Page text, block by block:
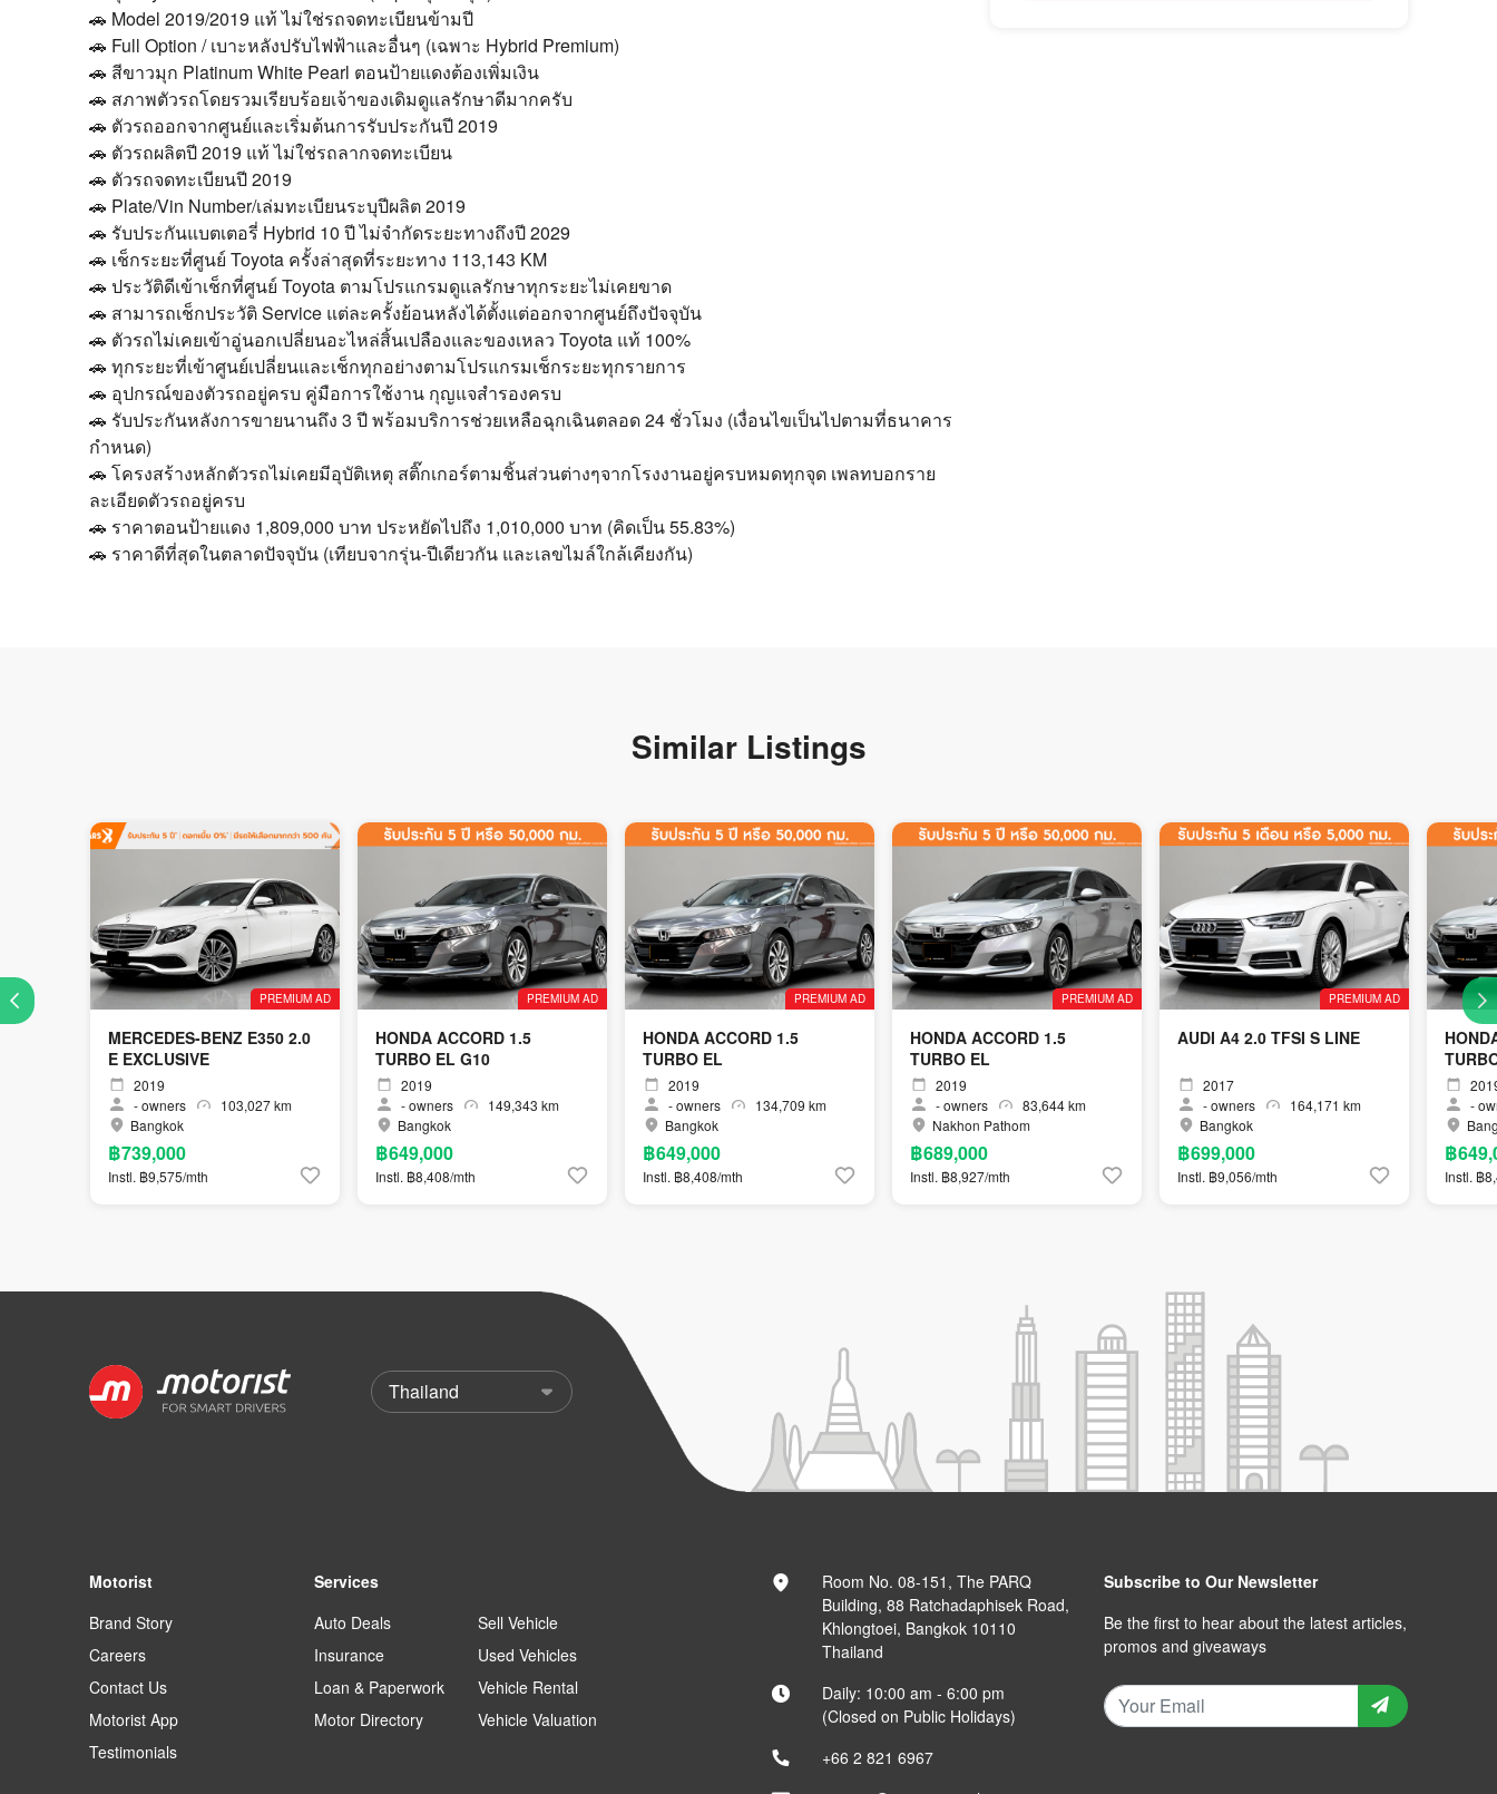
🚗 Model 2019/2019 แท้ ไม่ใช่รถจดทะเบียนข้ามปี
🚗 Full Option / เบาะหลังปรับไฟฟ้าและอื่นๆ (เฉพาะ Hybrid Premium)
🚗 สีขาวมุก Platinum White Pearl ตอนป้ายแดงต้องเพิ่มเงิน
🚗 สภาพตัวรถโดยรวมเรียบร้อยเจ้าของเดิมดูแลรักษาดีมากครับ
🚗 ตัวรถออกจากศูนย์และเริ่มต้นการรับประกันปี 2019
🚗 ตัวรถผลิตปี 2019 แท้ ไม่ใช่รถลากจดทะเบียน
🚗 ตัวรถจดทะเบียนปี 2019
🚗 Plate/Vin Number/เล่มทะเบียนระบุปีผลิต 2019
🚗 รับประกันแบตเตอรี่ Hybrid 10 ปี ไม่จำกัดระยะทางถึงปี 2029
🚗 เช็กระยะที่ศูนย์ Toyota ครั้งล่าสุดที่ระยะทาง 113,143 KM
🚗 ประวัติดีเข้าเช็กที่ศูนย์ Toyota ตามโปรแกรมดูแลรักษาทุกระยะไม่เคยขาด
🚗 สามารถเช็กประวัติ Service แต่ละครั้งย้อนหลังได้ตั้งแต่ออกจากศูนย์ถึงปัจจุบัน
🚗 ตัวรถไม่เคยเข้าอู่นอกเปลี่ยนอะไหล่สิ้นเปลืองและของเหลว Toyota แท้ 100%
🚗 ทุกระยะที่เข้าศูนย์เปลี่ยนและเช็กทุกอย่างตามโปรแกรมเช็กระยะทุกรายการ
🚗 อุปกรณ์ของตัวรถอยู่ครบ คู่มือการใช้งาน กุญแจสำรองครบ
🚗 รับประกันหลังการขายนานถึง 3 ปี พร้อมบริการช่วยเหลือฉุกเฉินตลอด 24 ชั่วโมง (เงื่อนไขเป็นไปตามที่ธนาคาร
กำหนด)
🚗 โครงสร้างหลักตัวรถไม่เคยมีอุบัติเหตุ สติ๊กเกอร์ตามชิ้นส่วนต่างๆจากโรงงานอยู่ครบหมดทุกจุด เพลทบอกราย
ละเอียดตัวรถอยู่ครบ
🚗 ราคาตอนป้ายแดง 1,809,000 บาท ประหยัดไปถึง 1,010,000 บาท (คิดเป็น 55.83%)
🚗 ราคาดีที่สุดในตลาดปัจจุบัน (เทียบจากรุ่น-ปีเดียวกัน และเลขไมล์ใกล้เคียงกัน)
Similar Listings
PREMIUM AD
MERCEDES-BENZ E350 2.0
E EXCLUSIVE
2019
-owners
103,027 km
Bangkok
฿739,000
Instl. ฿9,575/mth
PREMIUM AD
HONDA ACCORD 1.5
TURBO EL G10
2019
-owners
149,343 km
Bangkok
฿649,000
Instl. ฿8,408/mth
PREMIUM AD
HONDA ACCORD 1.5
TURBO EL
2019
-owners
134,709 km
Bangkok
฿649,000
Instl. ฿8,408/mth
PREMIUM AD
HONDA ACCORD 1.5
TURBO EL
2019
-owners
83,644 km
Nakhon Pathom
฿689,000
Instl. ฿8,927/mth
PREMIUM AD
AUDI A4 2.0 TFSI S LINE
2017
-owners
164,171 km
Bangkok
฿699,000
Instl. ฿9,056/mth
-
฿
Instl. ฿
Motorist
Brand Story
Careers
Contact Us
Motorist App
Testimonials
Services
Auto Deals
Insurance
Loan & Paperwork
Motor Directory
Sell Vehicle
Used Vehicles
Vehicle Rental
Vehicle Valuation
Room No. 08-151, The PARQ
Building, 88 Ratchadaphisek Road,
Khlongtoei, Bangkok 10110
Thailand
Daily: 10:00 am - 6:00 pm
(Closed on Public Holidays)
+66 2 821 6967
Subscribe to Our Newsletter
Be the first to hear about the latest articles,
promos and giveaways